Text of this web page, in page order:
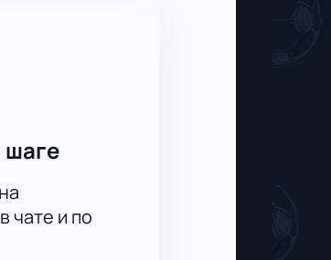
чате и по